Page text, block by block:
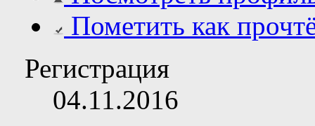
Пометить как
Регистрация
04.11.2016